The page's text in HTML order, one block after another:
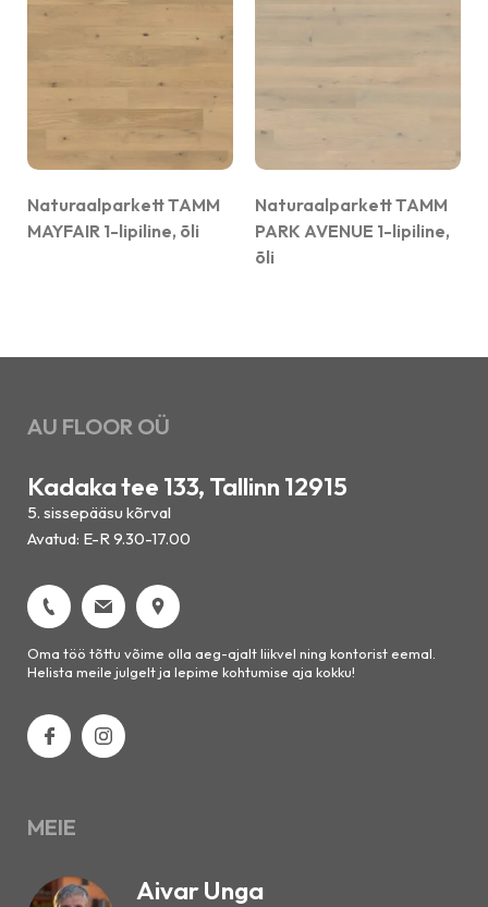
Naturaalparkett TAMM
MAYFAIR 1-lipiline, õli
Naturaalparkett TAMM
PARK AVENUE 1-lipiline,
õli
AU FLOOR OÜ
Kadaka tee 133, Tallinn 12915
5. sissepääsu kõrval
Avatud: E-R 9.30-17.00
Oma töö tõttu võime olla aeg-ajalt liikvel ning kontorist eemal.
Helista meile julgelt ja lepime kohtumise aja kokku!
MEIE
Aivar Unga